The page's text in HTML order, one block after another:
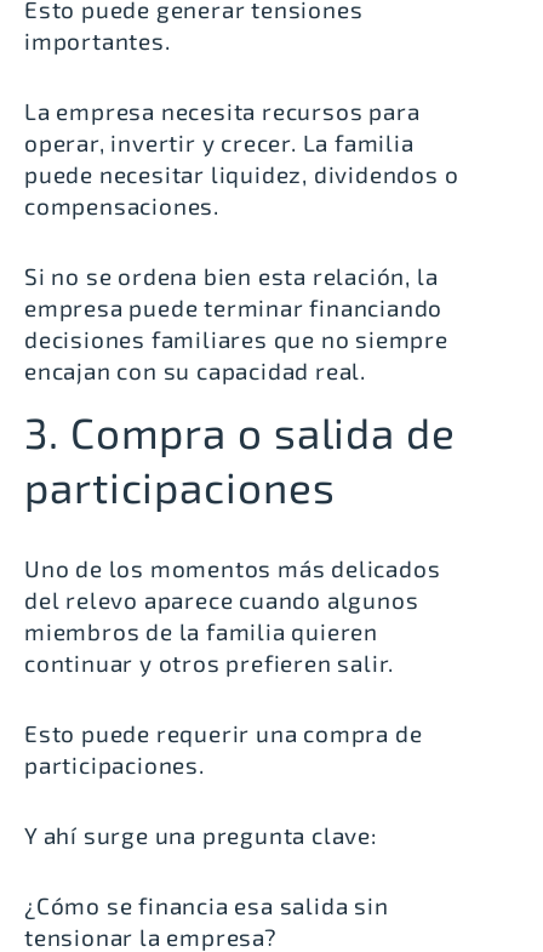
Esto puede generar tensiones
importantes.
La empresa necesita recursos para
operar, invertir y crecer. La familia
puede necesitar liquidez, dividendos o
compensaciones.
Si no se ordena bien esta relación, la
empresa puede terminar financiando
decisiones familiares que no siempre
encajan con su capacidad real.
3. Compra o salida de
participaciones
Uno de los momentos más delicados
del relevo aparece cuando algunos
miembros de la familia quieren
continuar y otros prefieren salir.
Esto puede requerir una compra de
participaciones.
Y ahí surge una pregunta clave:
¿Cómo se financia esa salida sin
tensionar la empresa?